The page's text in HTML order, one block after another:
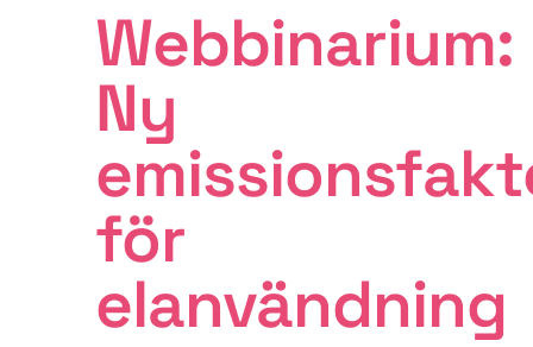
Webbinarium:
Ny
för
elanvändning